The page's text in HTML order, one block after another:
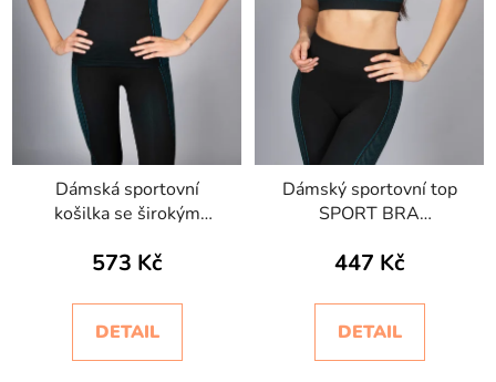
Dámská sportovní
košilka se širokým
573 Kč
DETAIL
Dámský sportovní top
SPORT BRA
447 Kč
DETAIL